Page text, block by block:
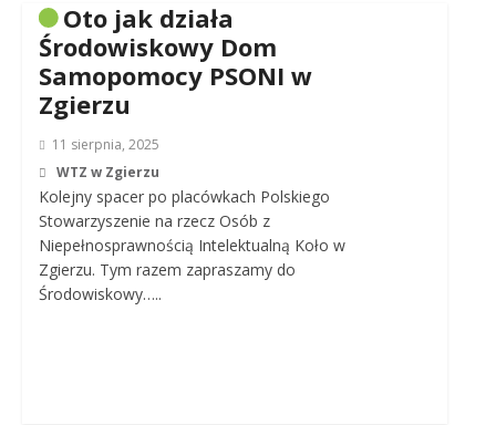
Oto jak działa
Środowiskowy Dom
Samopomocy PSONI w
Zgierzu
11 sierpnia, 2025
WTZ w Zgierzu
Kolejny spacer po placówkach Polskiego
Stowarzyszenie na rzecz Osób z
Niepełnosprawnością Intelektualną Koło w
Zgierzu. Tym razem zapraszamy do
Środowiskowy…..